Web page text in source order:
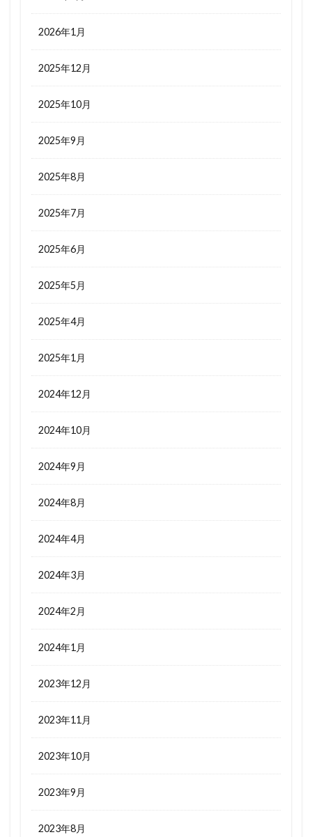
2026年1月
2025年12月
2025年10月
2025年9月
2025年8月
2025年7月
2025年6月
2025年5月
2025年4月
2025年1月
2024年12月
2024年10月
2024年9月
2024年8月
2024年4月
2024年3月
2024年2月
2024年1月
2023年12月
2023年11月
2023年10月
2023年9月
2023年8月